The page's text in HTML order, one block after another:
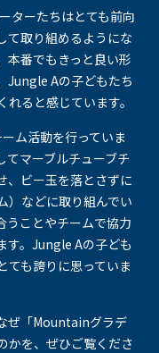
ターたちはとても前向
て取り組めるようにな
本番でもきっと良い形
Jungle Aの子どもたち
ると感じています。
ム活動を行っていま
てマーブルチューブチ
、ビー玉を落とさずに
）などに取り組んでい
うことやチームで協力
す。Jungle Aの子ども
ても誇りに思っていま
ぜ「Mountainグラデ
かを、ぜひご覧くださ